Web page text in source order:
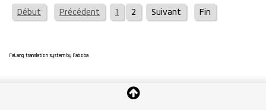
Début Précédent 1 2 Suivant Fin
FaLang translation system by Faboba